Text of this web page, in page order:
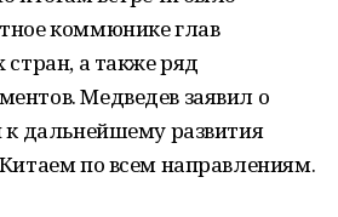
коммюнике глав
стран, а также ряд
Медведев заявил о
к дальнейшему развития
по всем направлениям.